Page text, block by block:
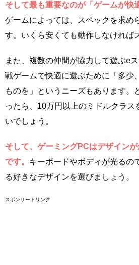
そして最も重要なのが「ゲームが快
ゲームによっては、スペックを求め
す。いくら安くても動作しなければ
また、複数の仲間が協力して遊ぶe
戦ゲームで快適に遊ぶために「多少
ものを」というニーズもあります。
ったら、10万円以上のミドルクラス
いでしょう。
そして、ゲーミングPCはデザイン
です。 キーボードやボディが光るの
る好きなデザインを選びましょう。
スポンサードリンク